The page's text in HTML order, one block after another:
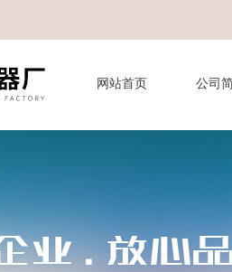
网站首页 公司